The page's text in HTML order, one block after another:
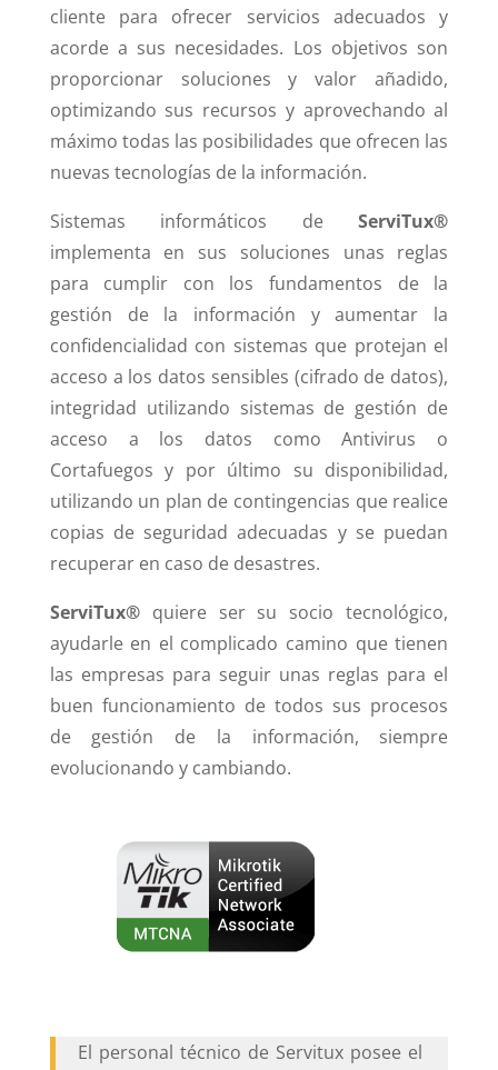
cliente para ofrecer servicios adecuados y
acorde a sus necesidades. Los objetivos son
proporcionar soluciones y valor añadido,
optimizando sus recursos y aprovechando al
máximo todas las posibilidades que ofrecen las
nuevas tecnologías de la información.
Sistemas informáticos deServiTux®
implementa en sus soluciones unas reglas
para cumplir con los fundamentos de la
gestión de la información y aumentar la
confidencialidad con sistemas que protejan el
acceso a los datos sensibles (cifrado de datos),
integridad utilizando sistemas de gestión de
acceso a los datos como Antivirus o
Cortafuegos y por último su disponibilidad,
utilizando un plan de contingencias que realice
copias de seguridad adecuadas y se puedan
recuperar en caso de desastres.
ServiTux®quiere ser su socio tecnológico,
ayudarle en el complicado camino que tienen
las empresas para seguir unas reglas para el
buen funcionamiento de todos sus procesos
de gestión de la información, siempre
evolucionando y cambiando.
El personal técnico de Servitux posee el